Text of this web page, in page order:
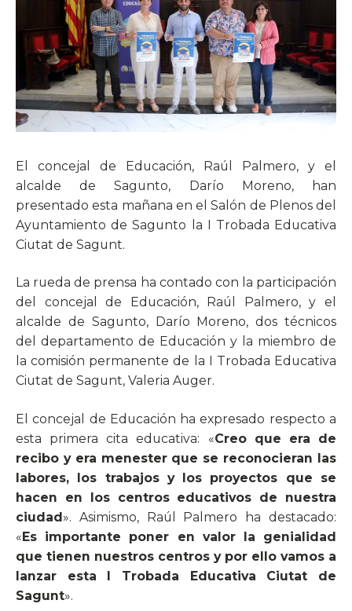
El concejal de Educación, Raúl Palmero, y el
alcalde de Sagunto, Darío Moreno, han
presentado esta mañana en el Salón de Plenos del
Ayuntamiento de Sagunto la I Trobada Educativa
Ciutat de Sagunt.
La rueda de prensa ha contado con la participación
del concejal de Educación, Raúl Palmero, y el
alcalde de Sagunto, Darío Moreno, dos técnicos
del departamento de Educación y la miembro de
la comisión permanente de la I Trobada Educativa
Ciutat de Sagunt, Valeria Auger.
El concejal de Educación ha expresado respecto a
esta primera cita educativa: «Creo que era de
recibo y era menester que se reconocieran las
labores, los trabajos y los proyectos que se
hacen en los centros educativos de nuestra
ciudad». Asimismo, Raúl Palmero ha destacado:
«Es importante poner en valor la genialidad
que tienen nuestros centros y por ello vamos a
lanzar esta I Trobada Educativa Ciutat de
Sagunt».